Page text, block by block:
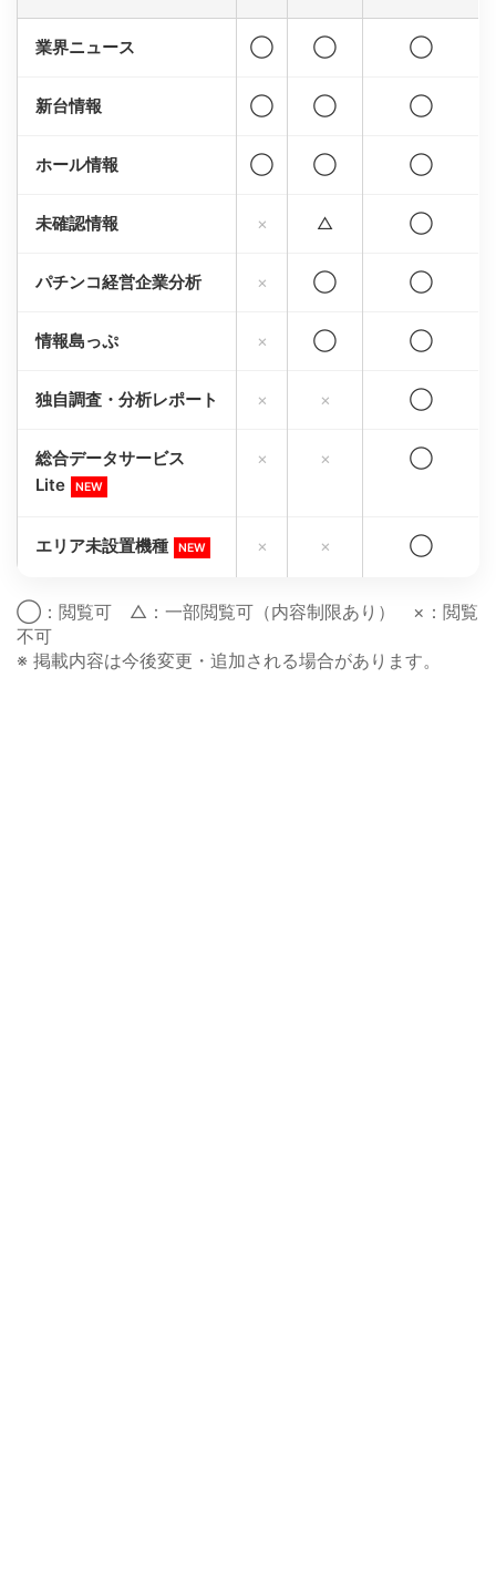
業界ニュース ◯ ◯ ◯
新台情報 ◯ ◯ ◯
ホール情報 ◯ ◯ ◯
未確認情報 × △ ◯
パチンコ経営企業分析 × ◯ ◯
情報島っぷ × ◯ ◯
独自調査・分析レポート × × ◯
総合データサービス
Lite
NEW
× × ◯
エリア未設置機種 NEW × × ◯
◯：閲覧可 △：一部閲覧可（内容制限あり） ×：閲覧
不可
※ 掲載内容は今後変更・追加される場合があります。